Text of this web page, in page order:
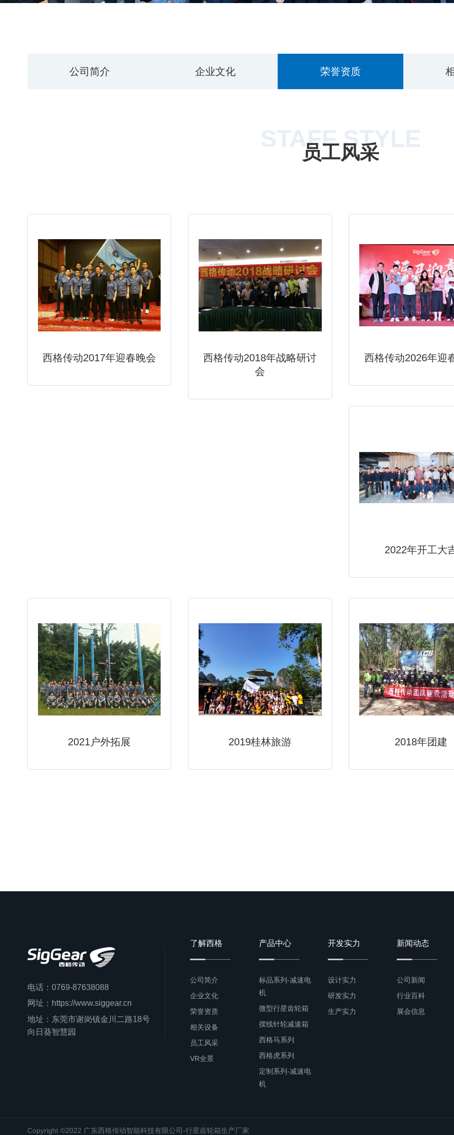
公司简介 企业文化 荣誉资质
员工风采
STAFF STYLE
西格传动2017年迎春晚会
西格传动2018年战略研讨
会
西格传动2026年迎
2022年开工大
2021户外拓展 2019桂林旅游 2018年团建
电话：0769-87638088
网址：https://www.siggear.cn
地址：东莞市谢岗镇金川二路18号
向日葵智慧园
了解西格
公司简介
企业文化
荣誉资质
相关设备
员工风采
VR全景
产品中心
标品系列-减速电
机
微型行星齿轮箱
摆线针轮减速箱
西格马系列
西格虎系列
定制系列-减速电
机
开发实力
设计实力
研发实力
生产实力
新闻动态
公司新闻
行业百科
展会信息
Copyright ©2022 广东西格传动智能科技有限公司-行星齿轮箱生产厂家